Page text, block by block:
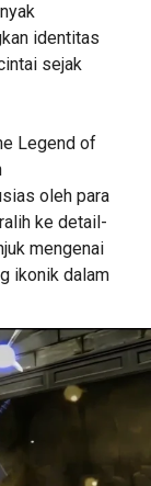
identitas
sejak
Legend of
oleh para
ke detail-
mengenai
ikonik dalam